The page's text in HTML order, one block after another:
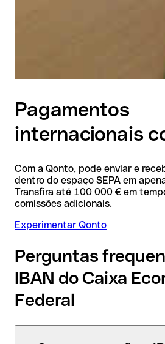
Pagamentos
internacionais
Com a Qonto, pode enviar e
dentro do espaço SEPA em
Transfira até 100 000 € em
comissões adicionais.
Experimentar Qonto
Perguntas
IBAN do Caixa
Federal